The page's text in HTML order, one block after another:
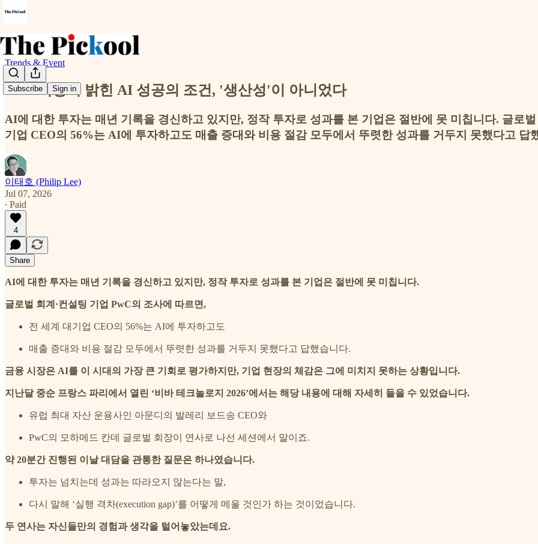
Subscribe Sign in
Trends & Event
PwC 회장이 밝힌 AI 성공의 조건, '생산성'이 아니었다
AI에 대한 투자는 매년 기록을 경신하고 있지만, 정작 투자로 성과를 본 기업은 절반에 못 미칩니다. 글로
기업 CEO의 56%는 AI에 투자하고도 매출 증대와 비용 절감 모두에서 뚜렷한 성과를 거두지 못했다고 답
이태호 (Philip Lee)
Jul 07, 2026
∙ Paid
4
Share
AI에 대한 투자는 매년 기록을 경신하고 있지만, 정작 투자로 성과를 본 기업은 절반에 못 미칩니다.
글로벌 회계·컨설팅 기업 PwC의 조사에 따르면,
전 세계 대기업 CEO의 56%는 AI에 투자하고도
매출 증대와 비용 절감 모두에서 뚜렷한 성과를 거두지 못했다고 답했습니다.
금융 시장은 AI를 이 시대의 가장 큰 기회로 평가하지만, 기업 현장의 체감은 그에 미치지 못하는 상황입니다.
지난달 중순 프랑스 파리에서 열린 ‘비바 테크놀로지 2026’에서는 해당 내용에 대해 자세히 들을 수 있었습니다.
유럽 최대 자산 운용사인 아문디의 발레리 보드송 CEO와
PwC의 모하메드 칸데 글로벌 회장이 연사로 나선 세션에서 말이죠.
약 20분간 진행된 이날 대담을 관통한 질문은 하나였습니다.
투자는 넘치는데 성과는 따라오지 않는다는 말,
다시 말해 ‘실행 격차(execution gap)’를 어떻게 메울 것인가 하는 것이었습니다.
두 연사는 자신들만의 경험과 생각을 털어놓았는데요.